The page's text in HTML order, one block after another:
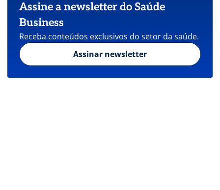
Assine a newsletter do Saúde
Business
Receba conteúdos exclusivos do setor da saúde.
Assinar newsletter